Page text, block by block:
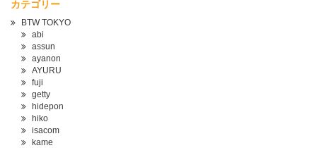
カテゴリー
BTW TOKYO
abi
assun
ayanon
AYURU
fuji
getty
hidepon
hiko
isacom
kame